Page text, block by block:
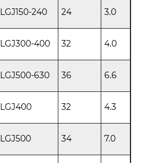
LGJ150-240 24 3.0
LGJ300-400 32 4.0
LGJ500-630 36 6.6
LGJ400 32 4.3
LGJ500 34 7.0